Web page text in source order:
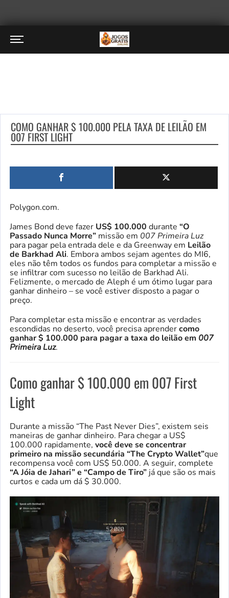
COMO GANHAR $ 100.000 PELA TAXA DE LEILÃO EM
007 FIRST LIGHT
Polygon.com.
James Bond deve fazer US$ 100.000 durante “O
Passado Nunca Morre” missão em 007 Primeira Luz
para pagar pela entrada dele e da Greenway em Leilão
de Barkhad Ali. Embora ambos sejam agentes do MI6,
eles não têm todos os fundos para completar a missão e
se infiltrar com sucesso no leilão de Barkhad Ali.
Felizmente, o mercado de Aleph é um ótimo lugar para
ganhar dinheiro – se você estiver disposto a pagar o
preço.
Para completar esta missão e encontrar as verdades
escondidas no deserto, você precisa aprendercomo
ganhar $ 100.000 para pagar a taxa do leilão em 007
Primeira Luz.
Como ganhar $ 100.000 em 007 First
Light
Durante a missão “The Past Never Dies”, existem seis
maneiras de ganhar dinheiro. Para chegar a US$
100.000 rapidamente, você deve se concentrar
primeiro na missão secundária “The Crypto Wallet”que
recompensa você com US$ 50.000. A seguir, complete
“A Jóia de Jahari” e “Campo de Tiro” já que são os mais
curtos e cada um dá $ 30.000.